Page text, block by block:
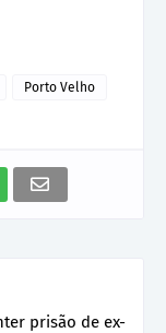
Porto Velho
prisão de ex-